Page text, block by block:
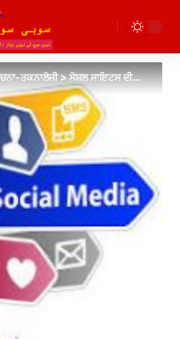
ਤਕਨਾਲੋਜੀ>ਸੋਸ਼ਲ ਸਾਇਟਸ ਦੀਆਂ ਬੁਰਾਈਆਂ ਪ੍ਰਤੀ ਜਾਗਰੂਕਤਾ ਜ਼ਰੂਰੀ -ਅਨਾਮਿਕਾ ਸੈਣੀ